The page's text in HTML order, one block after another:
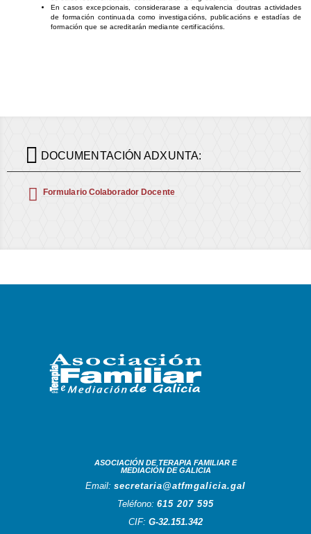
En casos excepcionais, considerarase a equivalencia doutras actividades
de formación continuada como investigacións, publicacións e estadías de
formación que se acreditarán mediante certificacións.
 DOCUMENTACIÓN ADXUNTA:
 Formulario Colaborador Docente
ASOCIACIÓN DE TERAPIA FAMILIAR E
MEDIACIÓN DE GALICIA
Email:secretaria@atfmgalicia.gal
Teléfono:615 207 595
CIF:G-32.151.342